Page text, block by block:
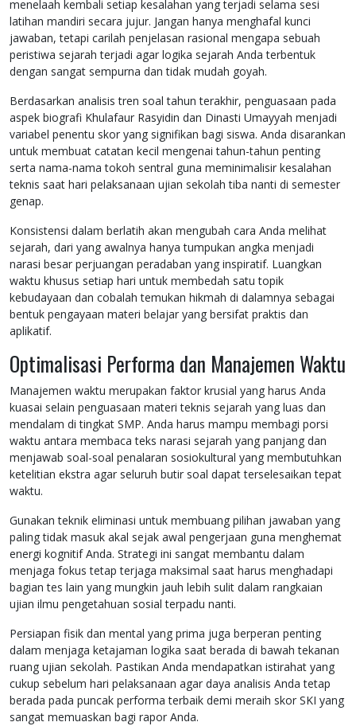
menelaah kembali setiap kesalahan yang terjadi selama sesi
latihan mandiri secara jujur. Jangan hanya menghafal kunci
jawaban, tetapi carilah penjelasan rasional mengapa sebuah
peristiwa sejarah terjadi agar logika sejarah Anda terbentuk
dengan sangat sempurna dan tidak mudah goyah.
Berdasarkan analisis tren soal tahun terakhir, penguasaan pada
aspek biografi Khulafaur Rasyidin dan Dinasti Umayyah menjadi
variabel penentu skor yang signifikan bagi siswa. Anda disarankan
untuk membuat catatan kecil mengenai tahun-tahun penting
serta nama-nama tokoh sentral guna meminimalisir kesalahan
teknis saat hari pelaksanaan ujian sekolah tiba nanti di semester
genap.
Konsistensi dalam berlatih akan mengubah cara Anda melihat
sejarah, dari yang awalnya hanya tumpukan angka menjadi
narasi besar perjuangan peradaban yang inspiratif. Luangkan
waktu khusus setiap hari untuk membedah satu topik
kebudayaan dan cobalah temukan hikmah di dalamnya sebagai
bentuk pengayaan materi belajar yang bersifat praktis dan
aplikatif.
Optimalisasi Performa dan Manajemen Waktu
Manajemen waktu merupakan faktor krusial yang harus Anda
kuasai selain penguasaan materi teknis sejarah yang luas dan
mendalam di tingkat SMP. Anda harus mampu membagi porsi
waktu antara membaca teks narasi sejarah yang panjang dan
menjawab soal-soal penalaran sosiokultural yang membutuhkan
ketelitian ekstra agar seluruh butir soal dapat terselesaikan tepat
waktu.
Gunakan teknik eliminasi untuk membuang pilihan jawaban yang
paling tidak masuk akal sejak awal pengerjaan guna menghemat
energi kognitif Anda. Strategi ini sangat membantu dalam
menjaga fokus tetap terjaga maksimal saat harus menghadapi
bagian tes lain yang mungkin jauh lebih sulit dalam rangkaian
ujian ilmu pengetahuan sosial terpadu nanti.
Persiapan fisik dan mental yang prima juga berperan penting
dalam menjaga ketajaman logika saat berada di bawah tekanan
ruang ujian sekolah. Pastikan Anda mendapatkan istirahat yang
cukup sebelum hari pelaksanaan agar daya analisis Anda tetap
berada pada puncak performa terbaik demi meraih skor SKI yang
sangat memuaskan bagi rapor Anda.